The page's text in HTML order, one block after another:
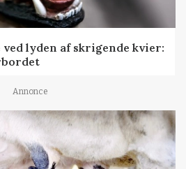
ved lyden af skrigende kvier:
Annonce